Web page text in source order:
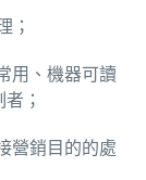
；
用、機器可讀
；
營銷目的的處